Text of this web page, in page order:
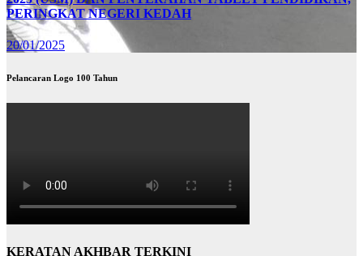
PERINGKAT NEGERI KEDAH
20/01/2025
Pelancaran Logo 100 Tahun
KERATAN AKHBAR TERKINI